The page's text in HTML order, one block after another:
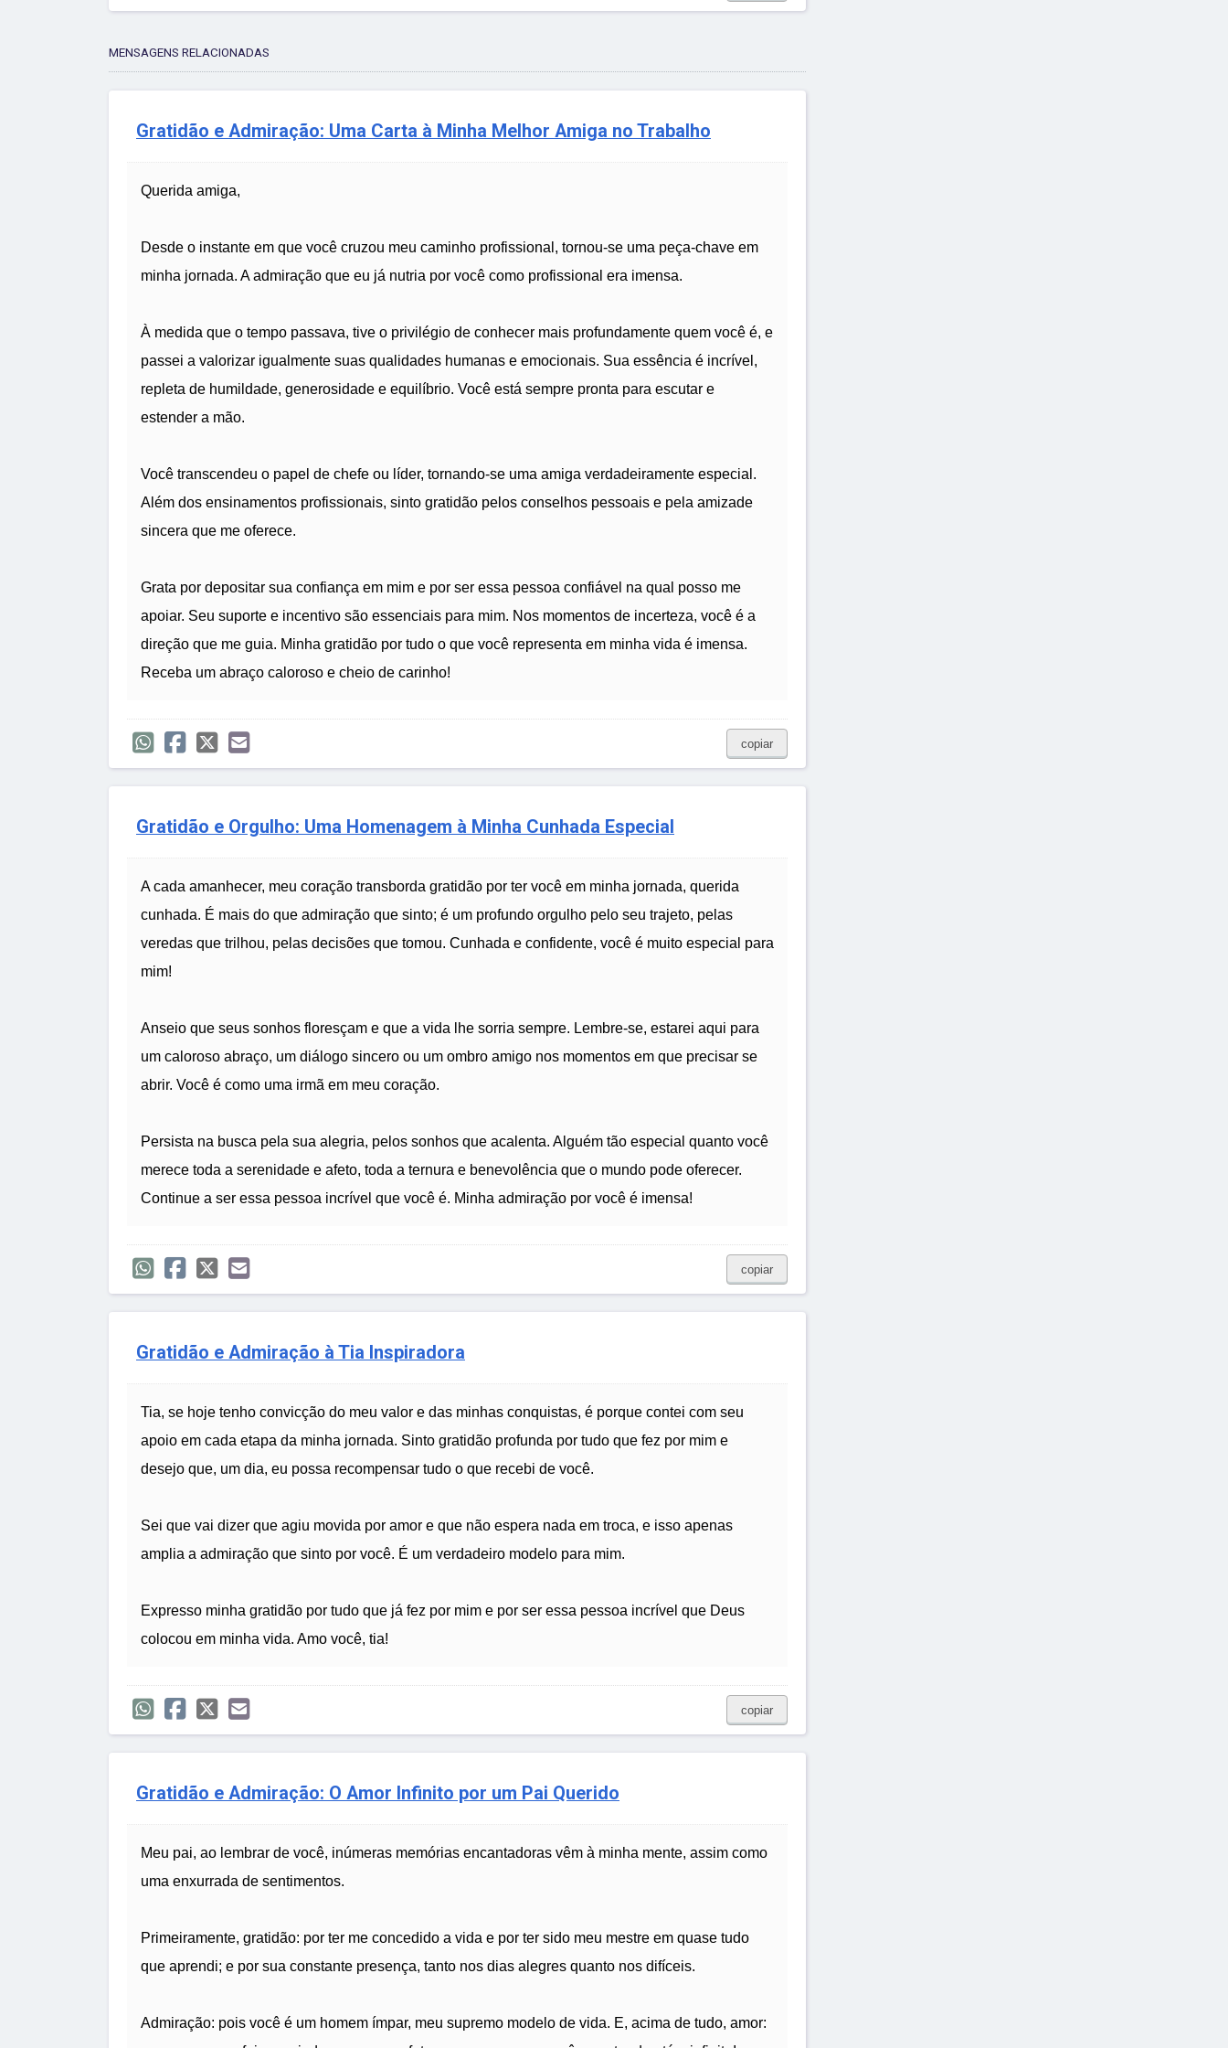
MENSAGENS RELACIONADAS
Gratidão e Admiração: Uma Carta à Minha Melhor Amiga no Trabalho
Querida amiga,
Desde o instante em que você cruzou meu caminho profissional, tornou-se uma peça-chave em
minha jornada. A admiração que eu já nutria por você como profissional era imensa.
À medida que o tempo passava, tive o privilégio de conhecer mais profundamente quem você é, e
passei a valorizar igualmente suas qualidades humanas e emocionais. Sua essência é incrível,
repleta de humildade, generosidade e equilíbrio. Você está sempre pronta para escutar e
estender a mão.
Você transcendeu o papel de chefe ou líder, tornando-se uma amiga verdadeiramente especial.
Além dos ensinamentos profissionais, sinto gratidão pelos conselhos pessoais e pela amizade
sincera que me oferece.
Grata por depositar sua confiança em mim e por ser essa pessoa confiável na qual posso me
apoiar. Seu suporte e incentivo são essenciais para mim. Nos momentos de incerteza, você é a
direção que me guia. Minha gratidão por tudo o que você representa em minha vida é imensa.
Receba um abraço caloroso e cheio de carinho!
copiar
Gratidão e Orgulho: Uma Homenagem à Minha Cunhada Especial
A cada amanhecer, meu coração transborda gratidão por ter você em minha jornada, querida
cunhada. É mais do que admiração que sinto; é um profundo orgulho pelo seu trajeto, pelas
veredas que trilhou, pelas decisões que tomou. Cunhada e confidente, você é muito especial para
mim!
Anseio que seus sonhos floresçam e que a vida lhe sorria sempre. Lembre-se, estarei aqui para
um caloroso abraço, um diálogo sincero ou um ombro amigo nos momentos em que precisar se
abrir. Você é como uma irmã em meu coração.
Persista na busca pela sua alegria, pelos sonhos que acalenta. Alguém tão especial quanto você
merece toda a serenidade e afeto, toda a ternura e benevolência que o mundo pode oferecer.
Continue a ser essa pessoa incrível que você é. Minha admiração por você é imensa!
copiar
Gratidão e Admiração à Tia Inspiradora
Tia, se hoje tenho convicção do meu valor e das minhas conquistas, é porque contei com seu
apoio em cada etapa da minha jornada. Sinto gratidão profunda por tudo que fez por mim e
desejo que, um dia, eu possa recompensar tudo o que recebi de você.
Sei que vai dizer que agiu movida por amor e que não espera nada em troca, e isso apenas
amplia a admiração que sinto por você. É um verdadeiro modelo para mim.
Expresso minha gratidão por tudo que já fez por mim e por ser essa pessoa incrível que Deus
colocou em minha vida. Amo você, tia!
copiar
Gratidão e Admiração: O Amor Infinito por um Pai Querido
Meu pai, ao lembrar de você, inúmeras memórias encantadoras vêm à minha mente, assim como
uma enxurrada de sentimentos.
Primeiramente, gratidão: por ter me concedido a vida e por ter sido meu mestre em quase tudo
que aprendi; e por sua constante presença, tanto nos dias alegres quanto nos difíceis.
Admiração: pois você é um homem ímpar, meu supremo modelo de vida. E, acima de tudo, amor: